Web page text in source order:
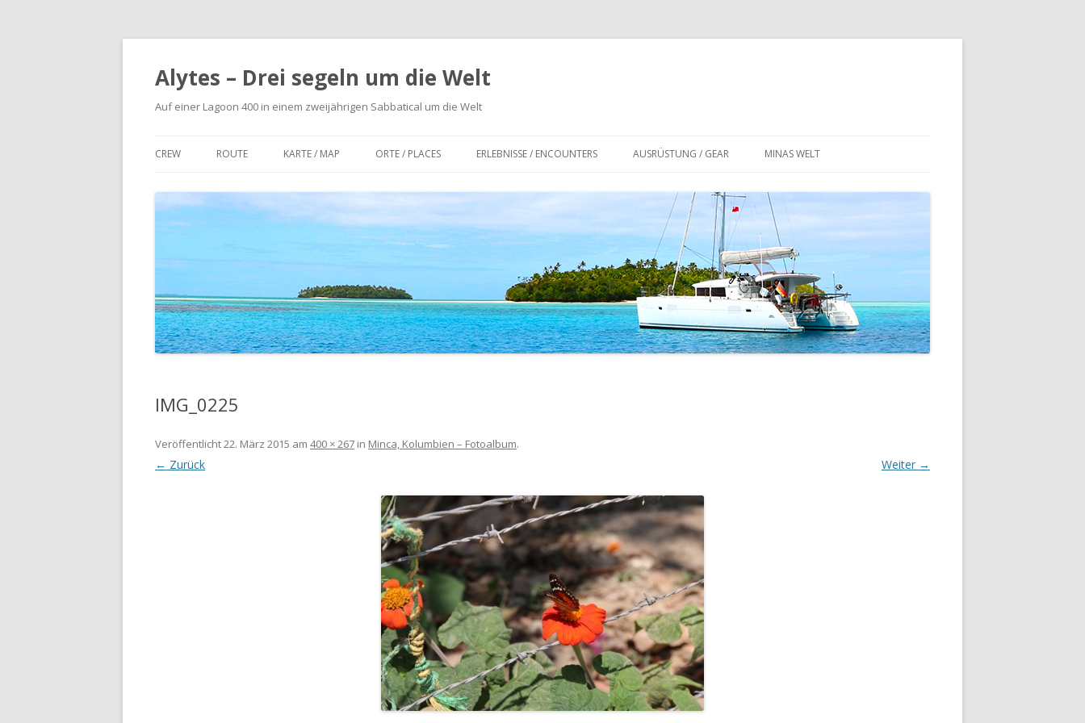
Alytes – Drei segeln um die Welt
Auf einer Lagoon 400 in einem zweijährigen Sabbatical um die Welt
Inhalt
CREW ROUTE KARTE / MAP ORTE / PLACES ERLEBNISSE / ENCOUNTERS AUSRÜSTUNG / GEAR MINAS WELT
IMG_0225
Veröffentlicht22. März 2015 am 400 × 267 in Minca, Kolumbien – Fotoalbum.
← Zurück Weiter →